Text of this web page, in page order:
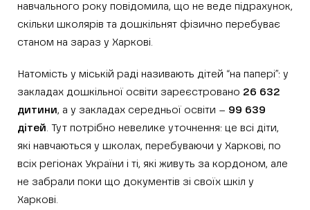
навчального року повідомила, що не веде підрахунок,
скільки школярів та дошкільнят фізично перебуває
станом на зараз у Харкові.
Натомість у міській раді називають дітей “на папері”: у
закладах дошкільної освіти зареєстровано 26 632
дитини, а у закладах середньої освіти – 99 639
дітей . Тут потрібно невелике уточнення: це всі діти,
які навчаються у школах, перебуваючи у Харкові, по
всіх регіонах України і ті, які живуть за кордоном, але
не забрали поки що документів зі своїх шкіл у
Харкові.